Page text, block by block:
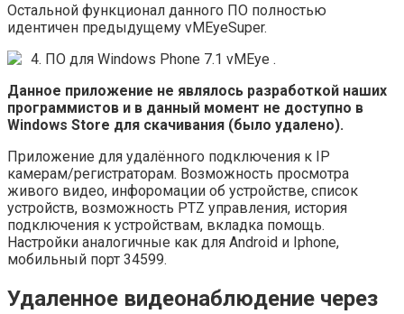
Остальной функционал данного ПО полностью
идентичен предыдущему vMEyeSuper.
4. ПО для Windows Phone 7.1 vMEye .
Данное приложение не являлось разработкой наших
программистов и в данный момент не доступно в
Windows Store для скачивания (было удалено).
Приложение для удалённого подключения к IP
камерам/регистраторам. Возможность просмотра
живого видео, инфоромации об устройстве, список
устройств, возможность PTZ управления, история
подключения к устройствам, вкладка помощь.
Настройки аналогичные как для Android и Iphone,
мобильный порт 34599.
Удаленное видеонаблюдение через